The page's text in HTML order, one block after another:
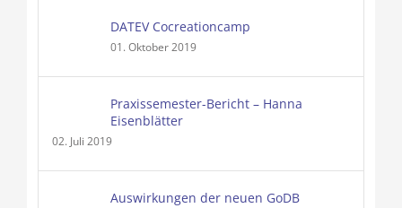
DATEV Cocreationcamp
01. Oktober 2019
Praxissemester-Bericht – Hanna
Eisenblätter
02. Juli 2019
Auswirkungen der neuen GoDB